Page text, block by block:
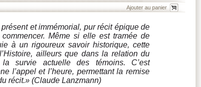
et immémorial, pur récit épique de
Même si elle est tramée de
à un rigoureux savoir historique, cette
ailleurs que dans la relation du
survie actuelle des témoins. C’est
l’appel et l’heure, permettant la remise
récit.» (Claude Lanzmann)